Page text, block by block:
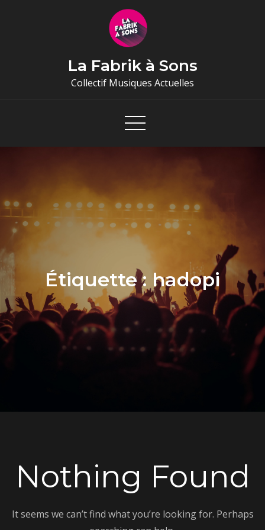
La Fabrik à Sons
Collectif Musiques Actuelles
Étiquette : hadopi
Nothing Found
It seems we can’t find what you’re looking for. Perhaps